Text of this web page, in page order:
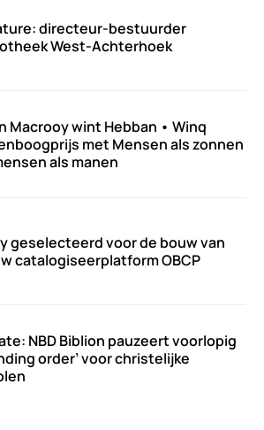
directeur-bestuurder
West-Achterhoek
Macrooy wint Hebban • Winq
met Mensen als zonnen
als manen
geselecteerd voor de bouw van
catalogiseerplatform OBCP
NBD Biblion pauzeert voorlopig
order’ voor christelijke